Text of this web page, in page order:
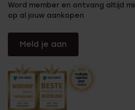
Word member en ontvang altijd
op al jouw aankopen
Meld je aan